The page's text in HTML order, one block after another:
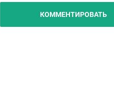
КОММЕНТИРОВАТЬ